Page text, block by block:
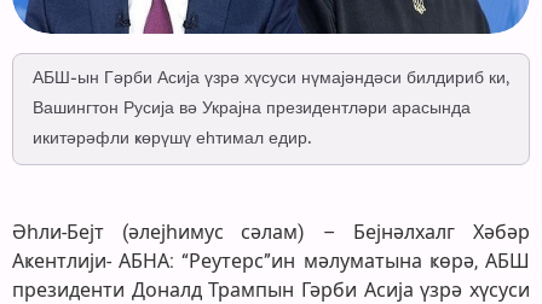
АБШ-ын Гәрби Асија үзрә хүсуси нүмајәндәси билдириб ки,
Вашингтон Русија вә Украјна президентләри арасында
икитәрәфли ҝөрүшү еһтимал едир.
Әһли-Бејт (әлејһимус сәлам) – Бејнәлхалг Хәбәр
Аҝентлији- АБНА: “Реутерс”ин мәлуматына ҝөрә, АБШ
президенти Доналд Трампын Гәрби Асија үзрә хүсуси